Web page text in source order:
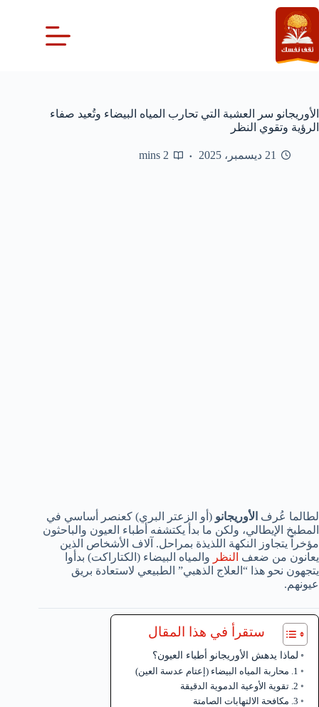
التجاوز
إلى
المحتوى
الأوريجانو سر العشبة التي تحارب المياه البيضاء وتُعيد صفاء
الرؤية وتقوي النظر
21 ديسمبر، 2025 2 mins
لطالما عُرف الأوريجانو (أو الزعتر البري) كعنصر أساسي في
المطبخ الإيطالي، ولكن ما بدأ يكتشفه أطباء العيون والباحثون
مؤخراً يتجاوز النكهة اللذيذة بمراحل. آلاف الأشخاص الذين
يعانون من ضعف النظر والمياه البيضاء (الكتاراكت) بدأوا
يتجهون نحو هذا “العلاج الذهبي” الطبيعي لاستعادة بريق
عيونهم.
ستقرأ في هذا المقال
لماذا يدهش الأوريجانو أطباء العيون؟
1. محاربة المياه البيضاء (إعتام عدسة العين)
2. تقوية الأوعية الدموية الدقيقة
3. مكافحة الالتهابات الصامتة